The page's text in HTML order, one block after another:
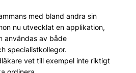
med bland andra sin
nu utvecklat en applikation,
användas av både
specialistkollegor.
vet till exempel inte riktigt